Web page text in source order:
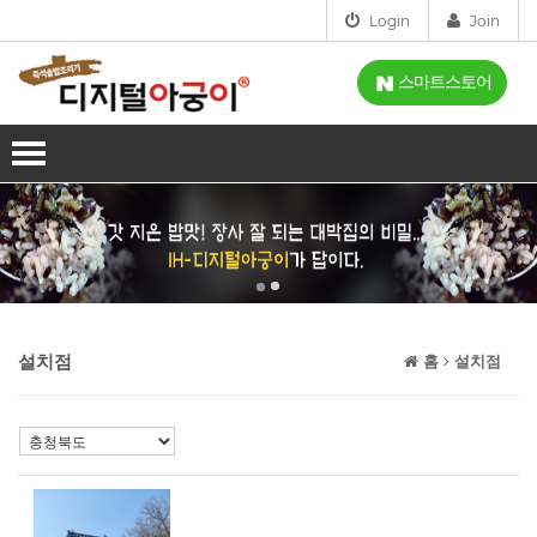
Login Join
스마트스토어
회사소개
인사말
인증
오시는길
사업분야
제품소개
IH-디지털아궁이
가스아궁이
설치점
공지사항
시연신청
설치점 홈 설치점